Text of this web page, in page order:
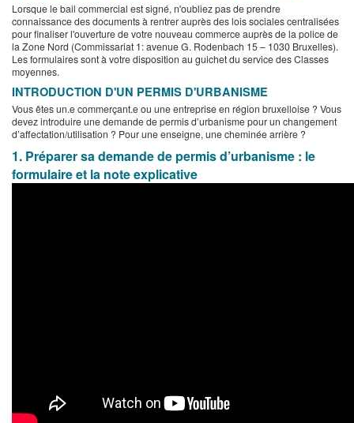
Lorsque le bail commercial est signé, n'oubliez pas de prendre
connaissance des documents à rentrer auprès des lois sociales centralisées
pour finaliser l'ouverture de votre nouveau commerce auprès de la police de
la Zone Nord (Commissariat 1: avenue G. Rodenbach 15 – 1030 Bruxelles).
Les formulaires sont à votre disposition au guichet du service des Classes
moyennes.
INTRODUCTION D'UN PERMIS D'URBANISME
Vous êtes un.e commerçant.e ou une entreprise en région bruxelloise ? Vous
devez introduire une demande de permis d’urbanisme pour un changement
d’affectation/utilisation ? Pour une enseigne, une cheminée arrière ?
1. Préparer sa demande de permis d’urbanisme : le
formulaire et la note explicative